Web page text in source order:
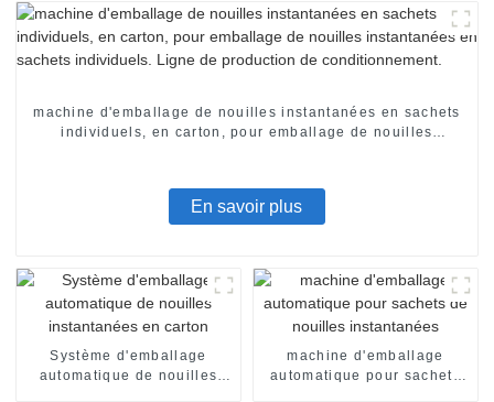
machine d'emballage de nouilles instantanées en sachets
individuels, en carton, pour emballage de nouilles
En savoir plus
Système d'emballage
automatique de nouilles
machine d'emballage
automatique pour sachets